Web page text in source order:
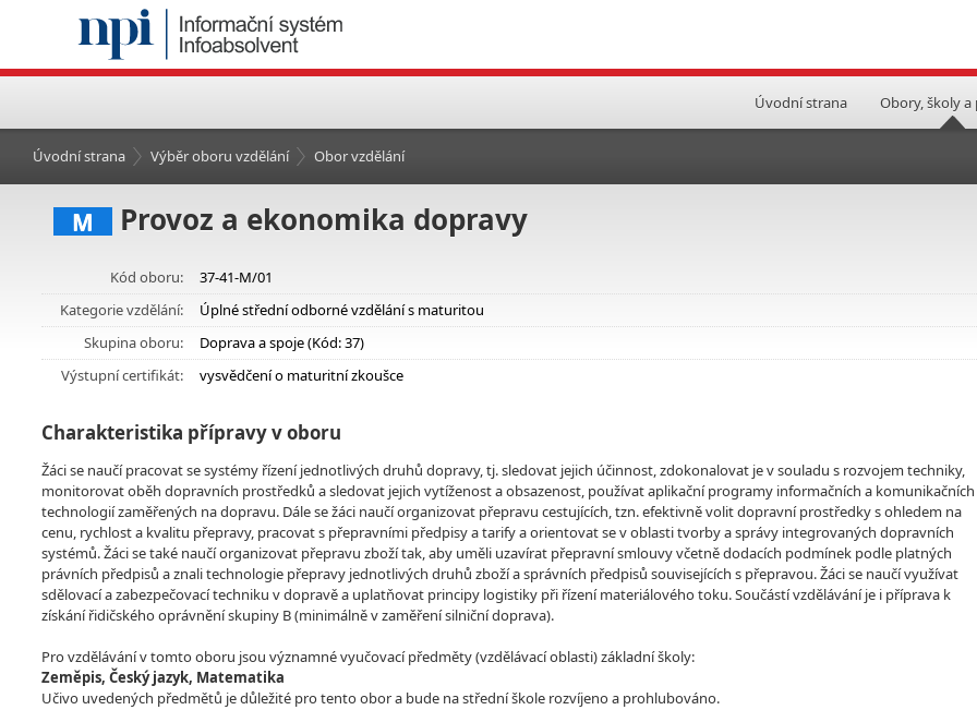
Úvodní strana Obory, školy a
Úvodní strana Výběr oboru vzdělání Obor vzdělání
M Provoz a ekonomika dopravy
Kód oboru:
37-41-M/01
Kategorie vzdělání:
Úplné střední odborné vzdělání s maturitou
Skupina oboru:
Doprava a spoje (Kód: 37)
Výstupní certifikát:
vysvědčení o maturitní zkoušce
Charakteristika přípravy v oboru
Žáci se naučí pracovat se systémy řízení jednotlivých druhů dopravy, tj. sledovat jejich účinnost, zdokonalovat je v souladu s rozvojem techniky,
monitorovat oběh dopravních prostředků a sledovat jejich vytíženost a obsazenost, používat aplikační programy informačních a komunikačních
technologií zaměřených na dopravu. Dále se žáci naučí organizovat přepravu cestujících, tzn. efektivně volit dopravní prostředky s ohledem na
cenu, rychlost a kvalitu přepravy, pracovat s přepravními předpisy a tarify a orientovat se v oblasti tvorby a správy integrovaných dopravních
systémů. Žáci se také naučí organizovat přepravu zboží tak, aby uměli uzavírat přepravní smlouvy včetně dodacích podmínek podle platných
právních předpisů a znali technologie přepravy jednotlivých druhů zboží a správních předpisů souvisejících s přepravou. Žáci se naučí využívat
sdělovací a zabezpečovací techniku v dopravě a uplatňovat principy logistiky při řízení materiálového toku. Součástí vzdělávání je i příprava k
získání řidičského oprávnění skupiny B (minimálně v zaměření silniční doprava).
Pro vzdělávání v tomto oboru jsou významné vyučovací předměty (vzdělávací oblasti) základní školy:
Zeměpis, Český jazyk, Matematika
Učivo uvedených předmětů je důležité pro tento obor a bude na střední škole rozvíjeno a prohlubováno.